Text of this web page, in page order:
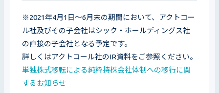
※2021年4月1日～6月末の期間において、アクトコー
ル社及びその子会社はシック・ホールディングス社
の直接の子会社となる予定です。
単独株式移転による純粋持株会社体制への移行に関
するお知らせ